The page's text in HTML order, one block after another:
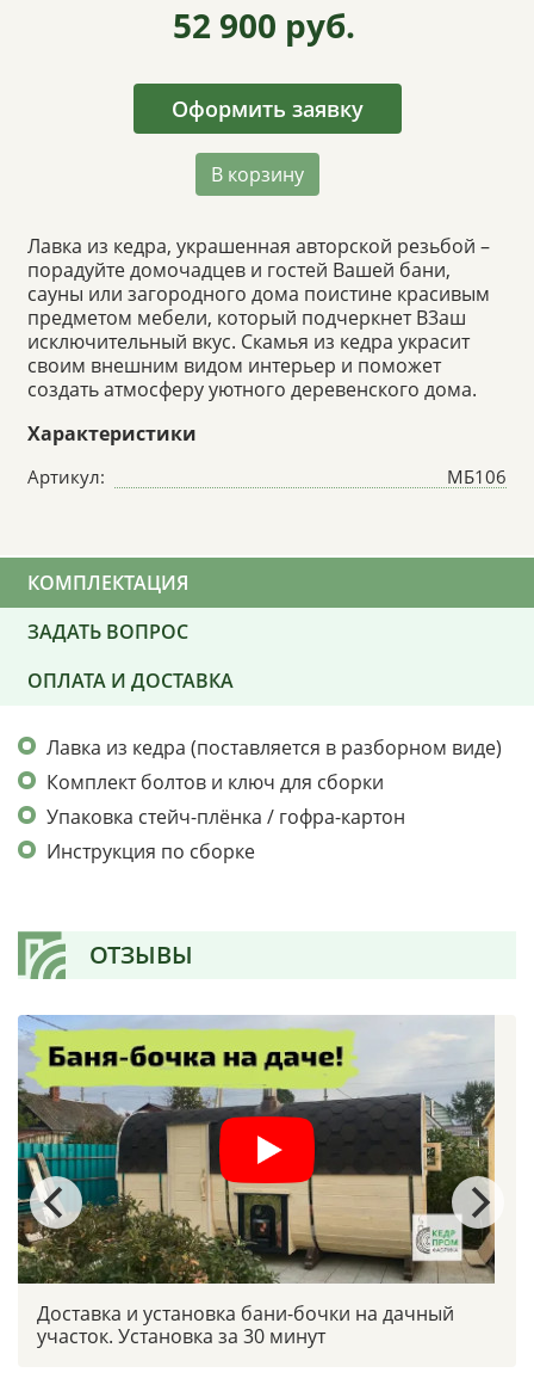
52 900 руб.
Оформить заявку
В корзину
Лавка из кедра, украшенная авторской резьбой –
порадуйте домочадцев и гостей Вашей бани,
сауны или загородного дома поистине красивым
предметом мебели, который подчеркнет В3аш
исключительный вкус. Скамья из кедра украсит
своим внешним видом интерьер и поможет
создать атмосферу уютного деревенского дома.
Характеристики
Артикул: МБ106
КОМПЛЕКТАЦИЯ
ЗАДАТЬ ВОПРОС
ОПЛАТА И ДОСТАВКА
Лавка из кедра (поставляется в разборном виде)
Комплект болтов и ключ для сборки
Упаковка стейч-плёнка / гофра-картон
Инструкция по сборке
ОТЗЫВЫ
Доставка и установка бани-бочки на дачный
участок. Установка за 30 минут